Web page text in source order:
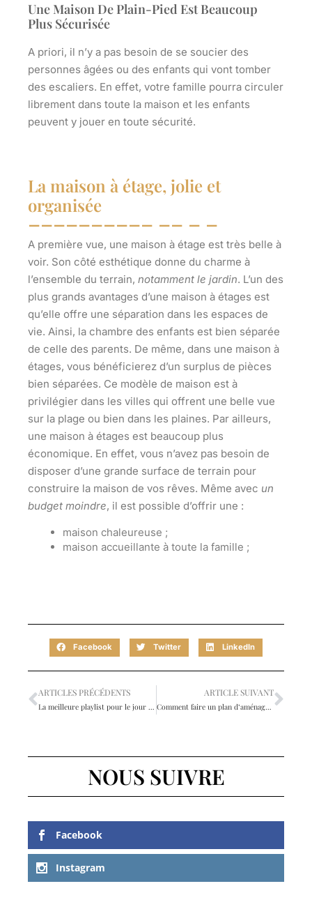
Une Maison De Plain-Pied Est Beaucoup
Plus Sécurisée
A priori, il n’y a pas besoin de se soucier des
personnes âgées ou des enfants qui vont tomber
des escaliers. En effet, votre famille pourra circuler
librement dans toute la maison et les enfants
peuvent y jouer en toute sécurité.
La maison à étage, jolie et
organisée
A première vue, une maison à étage est très belle à
voir. Son côté esthétique donne du charme à
l’ensemble du terrain, notamment le jardin. L’un des
plus grands avantages d’une maison à étages est
qu’elle offre une séparation dans les espaces de
vie. Ainsi, la chambre des enfants est bien séparée
de celle des parents. De même, dans une maison à
étages, vous bénéficierez d’un surplus de pièces
bien séparées. Ce modèle de maison est à
privilégier dans les villes qui offrent une belle vue
sur la plage ou bien dans les plaines. Par ailleurs,
une maison à étages est beaucoup plus
économique. En effet, vous n’avez pas besoin de
disposer d’une grande surface de terrain pour
construire la maison de vos rêves. Même avec un
budget moindre, il est possible d’offrir une :
maison chaleureuse ;
maison accueillante à toute la famille ;
Facebook Twitter LinkedIn
ARTICLES PRÉCÉDENTS ARTICLE SUIVANT
Comment faire un plan d’aménagement paysager?
NOUS SUIVRE
Facebook
Instagram